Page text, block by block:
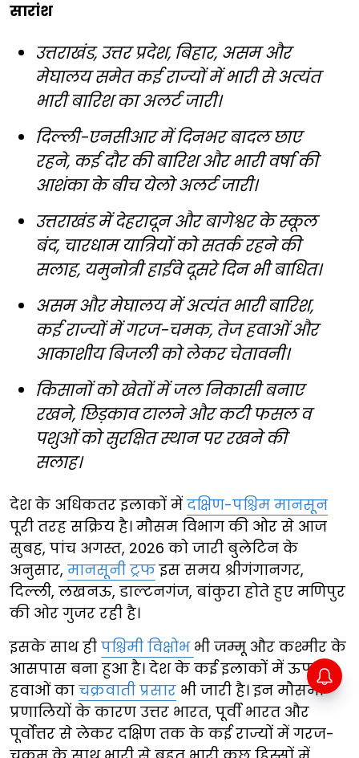
सारांश
उत्तराखंड, उत्तर प्रदेश, बिहार, असम और
मेघालय समेत कई राज्यों में भारी से अत्यंत
भारी बारिश का अलर्ट जारी।
दिल्ली-एनसीआर में दिनभर बादल छाए
रहने, कई दौर की बारिश और भारी वर्षा की
आशंका के बीच येलो अलर्ट जारी।
उत्तराखंड में देहरादून और बागेश्वर के स्कूल
बंद, चारधाम यात्रियों को सतर्क रहने की
सलाह, यमुनोत्री हाईवे दूसरे दिन भी बाधित।
असम और मेघालय में अत्यंत भारी बारिश,
कई राज्यों में गरज-चमक, तेज हवाओं और
आकाशीय बिजली को लेकर चेतावनी।
किसानों को खेतों में जल निकासी बनाए
रखने, छिड़काव टालने और कटी फसल व
पशुओं को सुरक्षित स्थान पर रखने की
सलाह।
देश के अधिकतर इलाकों में दक्षिण-पश्चिम मानसून
पूरी तरह सक्रिय है। मौसम विभाग की ओर से आज
सुबह, पांच अगस्त, 2026 को जारी बुलेटिन के
अनुसार, मानसूनी ट्रफइस समय श्रीगंगानगर,
दिल्ली, लखनऊ, डाल्टनगंज, बांकुरा होते हुए मणिपुर
की ओर गुजर रही है।
इसके साथ ही पश्चिमी विक्षोभ भी जम्मू और कश्मीर के
आसपास बना हुआ है। देश के कई इलाकों में ऊपरी
हवाओं का चक्रवाती प्रसार भी जारी है। इन मौसमी
प्रणालियों के कारण उत्तर भारत, पूर्वी भारत और
पूर्वोत्तर से लेकर दक्षिण तक के कई राज्यों में गरज-